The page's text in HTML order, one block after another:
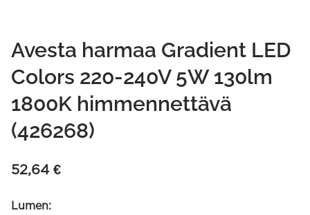
Avesta harmaa Gradient LED
Colors 220-240V 5W 130lm
1800K himmennettävä
(426268)
52,64 €
Lumen: